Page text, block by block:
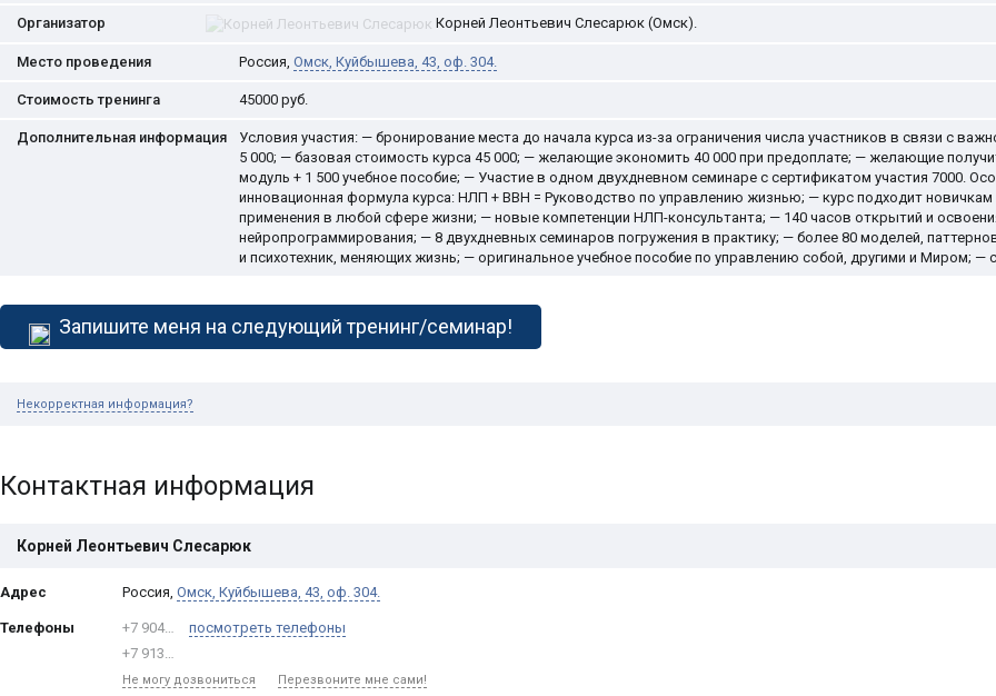
Организатор Корней Леонтьевич Слесарюк (Омск).
Место проведения Россия, Омск, Куйбышева, 43, оф. 304.
Стоимость тренинга 45000 руб.
Дополнительная информация
Условия участия: — бронирование места до начала курса из-за ограничения числа участников в связи с
5 000; — базовая стоимость курса 45 000; — желающие экономить 40 000 при предоплате; — желающие
модуль + 1 500 учебное пособие; — Участие в одном двухдневном семинаре с сертификатом участия 7000.
инновационная формула курса: НЛП + ВВН = Руководство по управлению жизнью; — курс подходит
применения в любой сфере жизни; — новые компетенции НЛП-консультанта; — 140 часов открытий и
нейропрограммирования; — 8 двухдневных семинаров погружения в практику; — более 80 моделей,
и психотехник, меняющих жизнь; — оригинальное учебное пособие по управлению собой, другими и Миром; —
Запишите меня на следующий тренинг/семинар!
Некорректная информация?
Контактная информация
Корней Леонтьевич Слесарюк
Адрес Россия, Омск, Куйбышева, 43, оф. 304.
Телефоны
+7 904…
+7 913…
посмотреть телефоны
Не могу дозвониться Перезвоните мне сами!